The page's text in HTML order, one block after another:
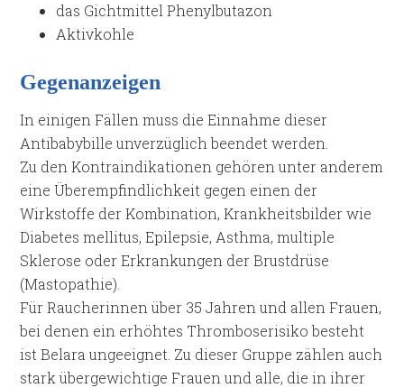
das Gichtmittel Phenylbutazon
Aktivkohle
Gegenanzeigen
In einigen Fällen muss die Einnahme dieser
Antibabybille unverzüglich beendet werden.
Zu den Kontraindikationen gehören unter anderem
eine Überempfindlichkeit gegen einen der
Wirkstoffe der Kombination, Krankheitsbilder wie
Diabetes mellitus, Epilepsie, Asthma, multiple
Sklerose oder Erkrankungen der Brustdrüse
(Mastopathie).
Für Raucherinnen über 35 Jahren und allen Frauen,
bei denen ein erhöhtes Thromboserisiko besteht
ist Belara ungeeignet. Zu dieser Gruppe zählen auch
stark übergewichtige Frauen und alle, die in ihrer